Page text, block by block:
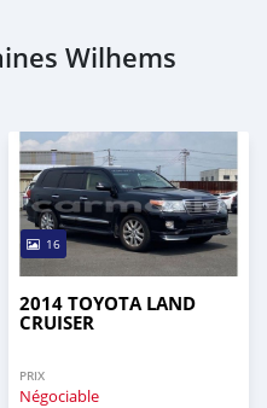
Wilhems
16
2014 TOYOTA LAND
CRUISER
PRIX
Négociable